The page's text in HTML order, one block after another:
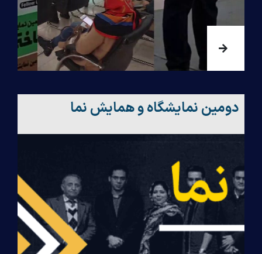
دومین نمایشگاه و همایش نما